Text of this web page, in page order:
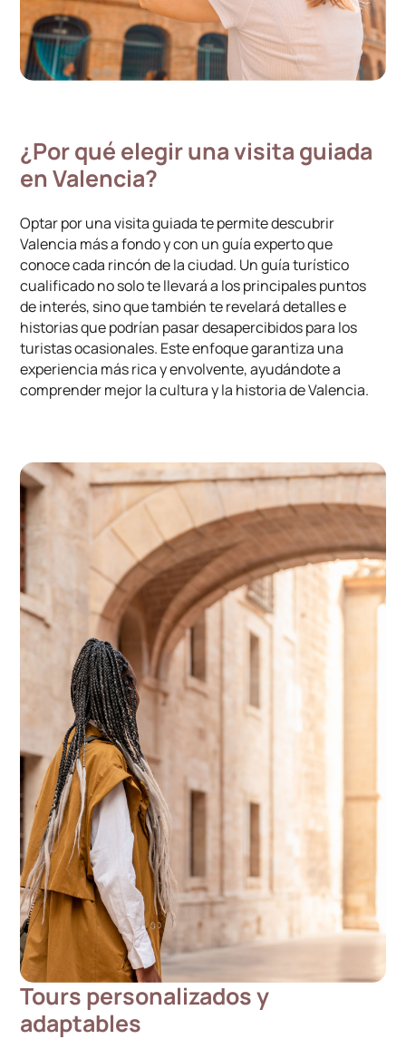
¿Por qué elegir una visita guiada
en Valencia?
Optar por una visita guiada te permite descubrir
Valencia más a fondo y con un guía experto que
conoce cada rincón de la ciudad. Un guía turístico
cualificado no solo te llevará a los principales puntos
de interés, sino que también te revelará detalles e
historias que podrían pasar desapercibidos para los
turistas ocasionales. Este enfoque garantiza una
experiencia más rica y envolvente, ayudándote a
comprender mejor la cultura y la historia de Valencia.
Tours personalizados y
adaptables